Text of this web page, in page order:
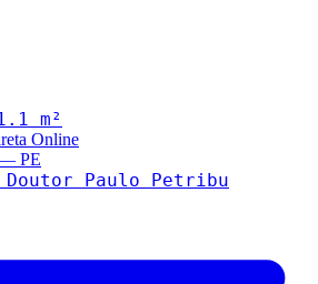
m²
Online
PE
Doutor Paulo Petribu